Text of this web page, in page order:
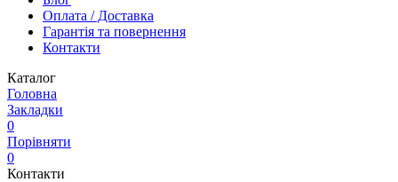
Оплата / Доставка
Гарантія та повернення
Контакти
Каталог
Головна
Закладки
0
Порівняти
0
Контакти